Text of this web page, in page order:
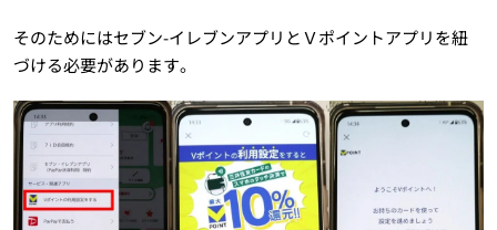
そのためにはセブン-イレブンアプリとＶポイントアプリを紐
づける必要があります。